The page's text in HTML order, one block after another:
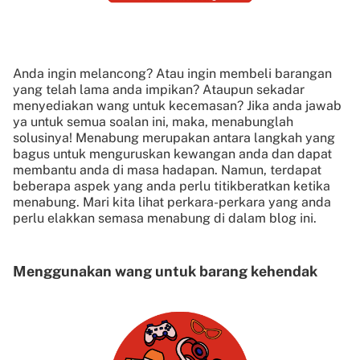
Anda ingin melancong? Atau ingin membeli barangan
yang telah lama anda impikan? Ataupun sekadar
menyediakan wang untuk kecemasan? Jika anda jawab
ya untuk semua soalan ini, maka, menabunglah
solusinya! Menabung merupakan antara langkah yang
bagus untuk menguruskan kewangan anda dan dapat
membantu anda di masa hadapan. Namun, terdapat
beberapa aspek yang anda perlu titikberatkan ketika
menabung. Mari kita lihat perkara-perkara yang anda
perlu elakkan semasa menabung di dalam blog ini.
Menggunakan wang untuk barang kehendak